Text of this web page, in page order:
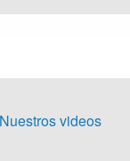
Nuestros videos